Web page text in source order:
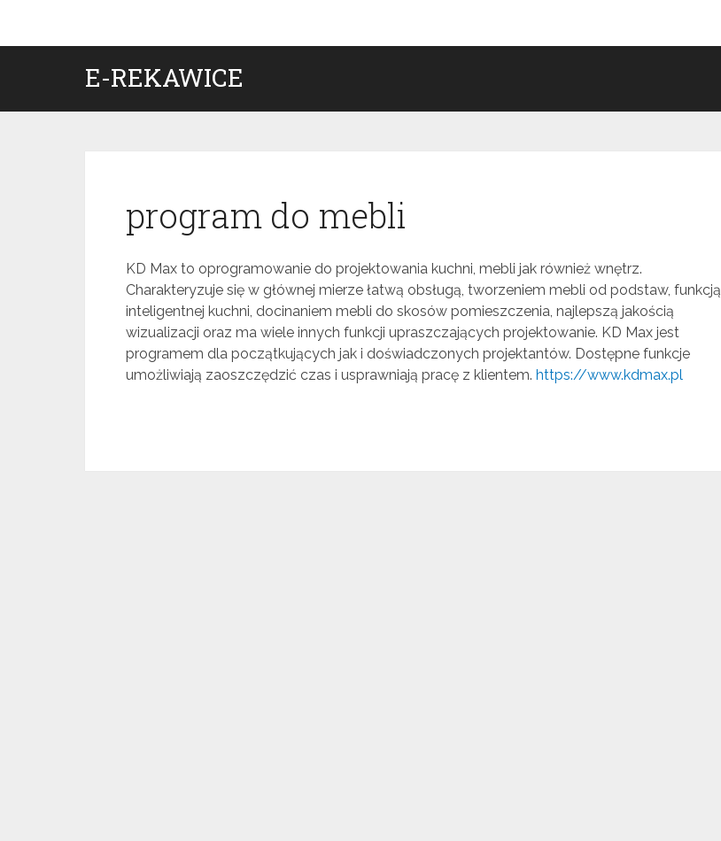
content
E-REKAWICE
program do mebli
KD Max to oprogramowanie do projektowania kuchni, mebli jak również wnętrz.
Charakteryzuje się w głównej mierze łatwą obsługą, tworzeniem mebli od podstaw, funkcją
inteligentnej kuchni, docinaniem mebli do skosów pomieszczenia, najlepszą jakością
wizualizacji oraz ma wiele innych funkcji upraszczających projektowanie. KD Max jest
programem dla początkujących jak i doświadczonych projektantów. Dostępne funkcje
umożliwiają zaoszczędzić czas i usprawniają pracę z klientem. https://www.kdmax.pl